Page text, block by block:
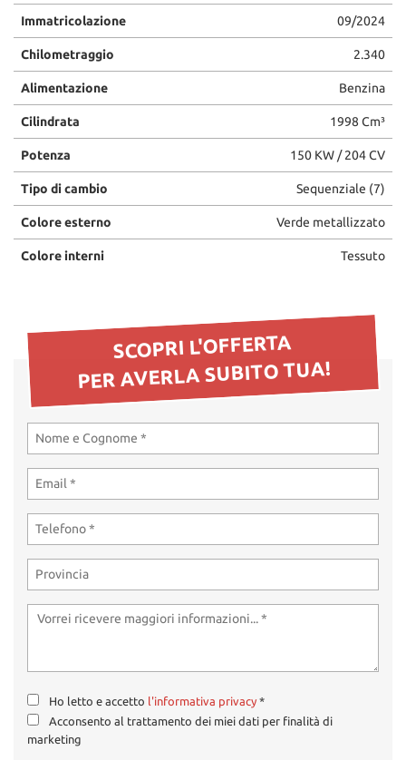
Immatricolazione 09/2024
Chilometraggio 2.340
Alimentazione Benzina
Cilindrata 1998 Cm³
Potenza 150 KW / 204 CV
Tipo di cambio Sequenziale (7)
Colore esterno Verde metallizzato
Colore interni Tessuto
SCOPRI L'OFFERTA
PER AVERLA SUBITO TUA!
Ho letto e accetto l'informativa privacy *
Acconsento al trattamento dei miei dati per finalità di
marketing
questi
strumenti
di
tracciamento
si
rimanda
alla
policy.
Puoi
rivedere
e
le
momento.
Cookie necessari
Cookie analitici
Cookie di marketing